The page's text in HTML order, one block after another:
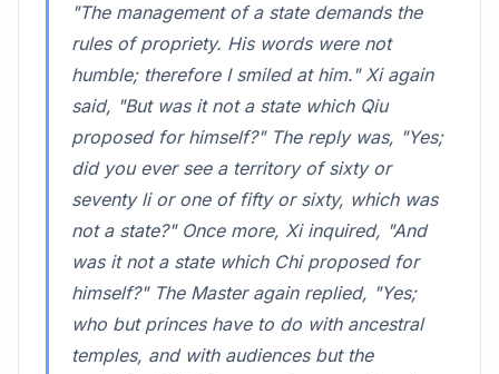
"The management of a state demands the
rules of propriety. His words were not
humble; therefore I smiled at him." Xi again
said, "But was it not a state which Qiu
proposed for himself?" The reply was, "Yes;
did you ever see a territory of sixty or
seventy li or one of fifty or sixty, which was
not a state?" Once more, Xi inquired, "And
was it not a state which Chi proposed for
himself?" The Master again replied, "Yes;
who but princes have to do with ancestral
temples, and with audiences but the